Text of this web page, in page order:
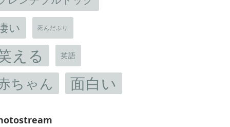
い 死んだふり
える 英語
ちゃん 面白い